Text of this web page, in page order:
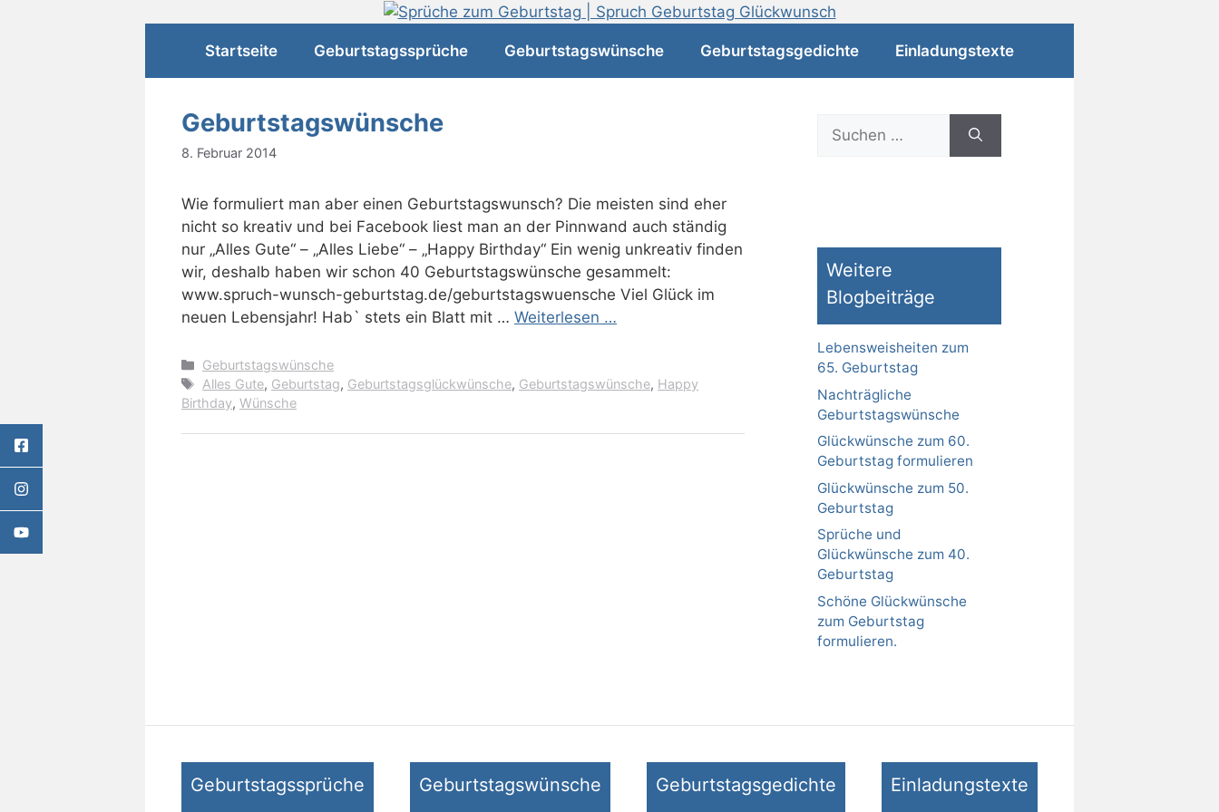
Startseite Geburtstagssprüche Geburtstagswünsche Geburtstagsgedichte Einladungstexte
Geburtstagswünsche
8. Februar 2014
Wie formuliert man aber einen Geburtstagswunsch? Die meisten sind eher
nicht so kreativ und bei Facebook liest man an der Pinnwand auch ständig
nur „Alles Gute“ – „Alles Liebe“ – „Happy Birthday“ Ein wenig unkreativ finden
wir, deshalb haben wir schon 40 Geburtstagswünsche gesammelt:
www.spruch-wunsch-geburtstag.de/geburtstagswuensche Viel Glück im
neuen Lebensjahr! Hab` stets ein Blatt mit … Weiterlesen …
Kategorien
Geburtstagswünsche
Schlagwörter
Alles Gute, Geburtstag, Geburtstagsglückwünsche, Geburtstagswünsche, Happy
Birthday, Wünsche
nach:
Weitere
Blogbeiträge
Lebensweisheiten zum
65. Geburtstag
Nachträgliche
Geburtstagswünsche
Glückwünsche zum 60.
Geburtstag formulieren
Glückwünsche zum 50.
Geburtstag
Sprüche und
Glückwünsche zum 40.
Geburtstag
Schöne Glückwünsche
zum Geburtstag
formulieren.
Geburtstagssprüche Geburtstagswünsche Geburtstagsgedichte Einladungstexte